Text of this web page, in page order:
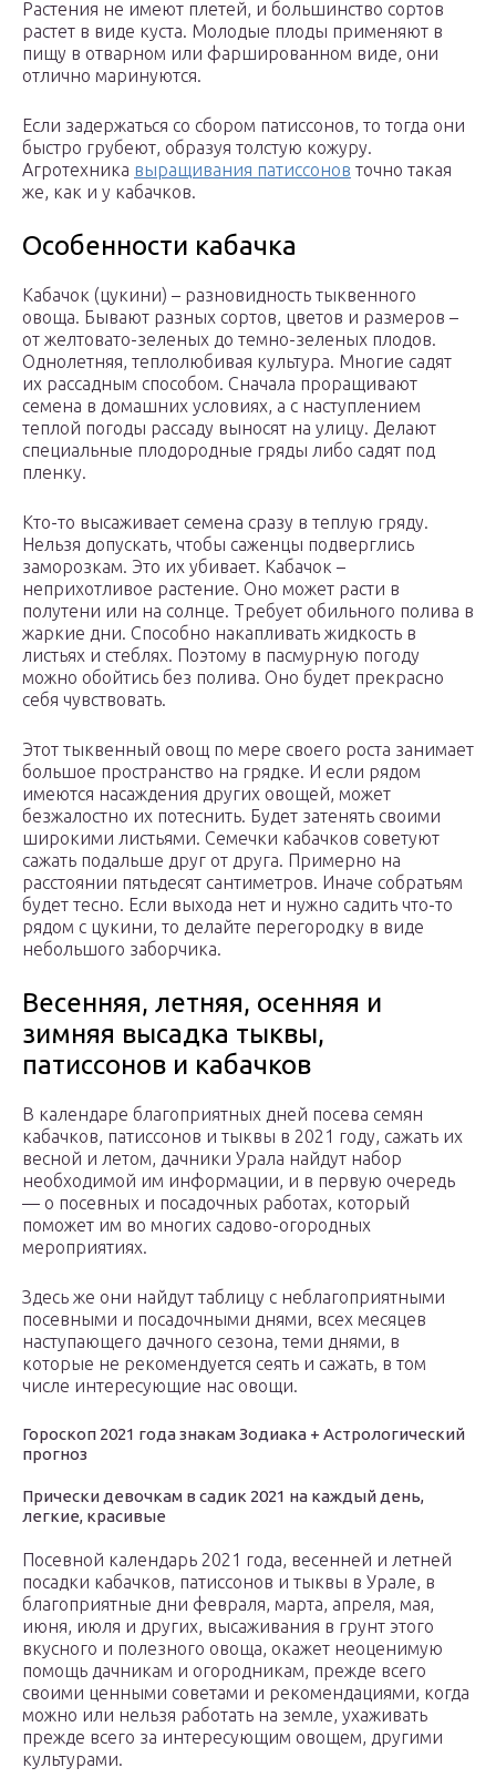
Растения не имеют плетей, и большинство сортов
растет в виде куста. Молодые плоды применяют в
пищу в отварном или фаршированном виде, они
отлично маринуются.
Если задержаться со сбором патиссонов, то тогда они
быстро грубеют, образуя толстую кожуру.
Агротехника выращивания патиссонов точно такая
же, как и у кабачков.
Особенности кабачка
Кабачок (цукини) – разновидность тыквенного
овоща. Бывают разных сортов, цветов и размеров –
от желтовато-зеленых до темно-зеленых плодов.
Однолетняя, теплолюбивая культура. Многие садят
их рассадным способом. Сначала проращивают
семена в домашних условиях, а с наступлением
теплой погоды рассаду выносят на улицу. Делают
специальные плодородные гряды либо садят под
пленку.
Кто-то высаживает семена сразу в теплую гряду.
Нельзя допускать, чтобы саженцы подверглись
заморозкам. Это их убивает. Кабачок –
неприхотливое растение. Оно может расти в
полутени или на солнце. Требует обильного полива в
жаркие дни. Способно накапливать жидкость в
листьях и стеблях. Поэтому в пасмурную погоду
можно обойтись без полива. Оно будет прекрасно
себя чувствовать.
Этот тыквенный овощ по мере своего роста занимает
большое пространство на грядке. И если рядом
имеются насаждения других овощей, может
безжалостно их потеснить. Будет затенять своими
широкими листьями. Семечки кабачков советуют
сажать подальше друг от друга. Примерно на
расстоянии пятьдесят сантиметров. Иначе собратьям
будет тесно. Если выхода нет и нужно садить что-то
рядом с цукини, то делайте перегородку в виде
небольшого заборчика.
Весенняя, летняя, осенняя и
зимняя высадка тыквы,
патиссонов и кабачков
В календаре благоприятных дней посева семян
кабачков, патиссонов и тыквы в 2021 году, сажать их
весной и летом, дачники Урала найдут набор
необходимой им информации, и в первую очередь
— о посевных и посадочных работах, который
поможет им во многих садово-огородных
мероприятиях.
Здесь же они найдут таблицу с неблагоприятными
посевными и посадочными днями, всех месяцев
наступающего дачного сезона, теми днями, в
которые не рекомендуется сеять и сажать, в том
числе интересующие нас овощи.
Гороскоп 2021 года знакам Зодиака + Астрологический
прогноз
Прически девочкам в садик 2021 на каждый день,
легкие, красивые
Посевной календарь 2021 года, весенней и летней
посадки кабачков, патиссонов и тыквы в Урале, в
благоприятные дни февраля, марта, апреля, мая,
июня, июля и других, высаживания в грунт этого
вкусного и полезного овоща, окажет неоценимую
помощь дачникам и огородникам, прежде всего
своими ценными советами и рекомендациями, когда
можно или нельзя работать на земле, ухаживать
прежде всего за интересующим овощем, другими
культурами.